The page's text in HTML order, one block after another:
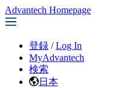
Advantech Homepage
登録 / Log In
MyAdvantech
検索
日本